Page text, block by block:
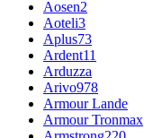
Aosen2
Aoteli3
Aplus73
Ardent11
Arduzza
Arivo978
Armour Lande
Armour Tronmax